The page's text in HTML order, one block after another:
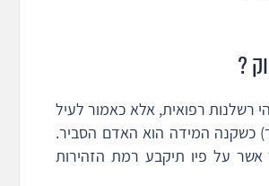
?
מהי רשלנות רפואית, אלא כאמור לעיל
כשקנה המידה הוא האדם הסביר.
על פיו תיקבע רמת הזהירות